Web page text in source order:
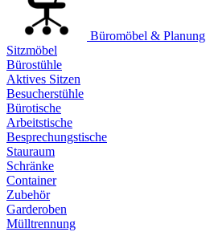
Büromöbel & Planung
Sitzmöbel
Bürostühle
Aktives Sitzen
Besucherstühle
Bürotische
Arbeitstische
Besprechungstische
Stauraum
Schränke
Container
Zubehör
Garderoben
Mülltrennung